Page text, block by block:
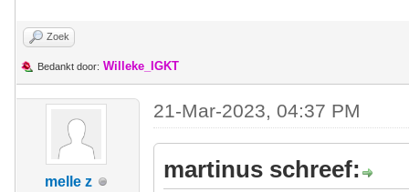
Zoek
Bedankt door: Willeke_IGKT
melle z
21-Mar-2023, 04:37 PM
martinus schreef: